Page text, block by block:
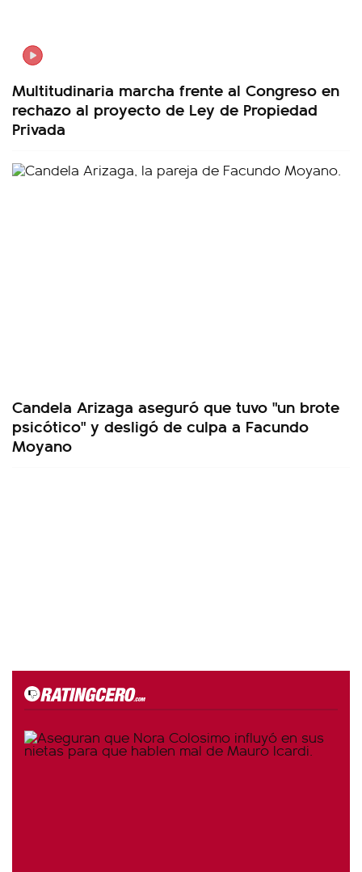
Multitudinaria marcha frente al Congreso en
rechazo al proyecto de Ley de Propiedad
Privada
Candela Arizaga aseguró que tuvo "un brote
psicótico" y desligó de culpa a Facundo
Moyano